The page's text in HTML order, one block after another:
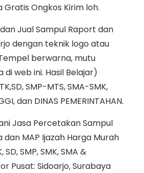
Ongkos Kirim loh.
Jual Sampul Raport dan
dengan teknik logo atau
berwarna, mutu
di web ini. Hasil Belajar)
SMP-MTS, SMA-SMK,
dan DINAS PEMERINTAHAN.
Jasa Percetakan Sampul
MAP Ijazah Harga Murah
SMP, SMK, SMA &
Pusat: Sidoarjo, Surabaya